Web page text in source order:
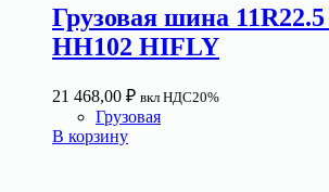
Грузовая шина
HH102 HIFLY
21 468,00 ₽ вкл НДС20%
Грузовая
В корзину